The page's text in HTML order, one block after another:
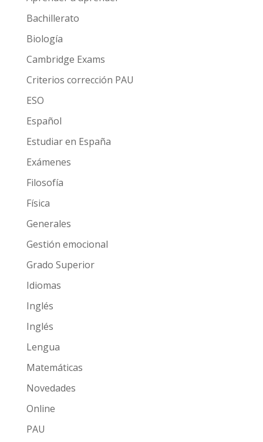
Bachillerato
Biología
Cambridge Exams
Criterios corrección PAU
ESO
Español
Estudiar en España
Exámenes
Filosofía
Física
Generales
Gestión emocional
Grado Superior
Idiomas
Inglés
Inglés
Lengua
Matemáticas
Novedades
Online
PAU